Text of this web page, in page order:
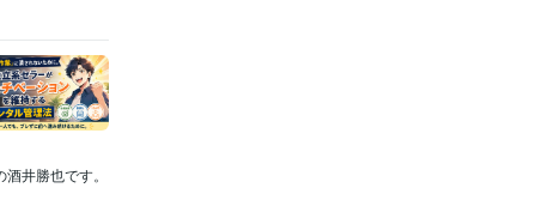
井勝也です。